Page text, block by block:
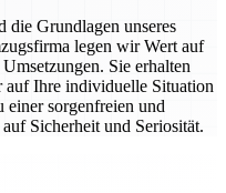
die Grundlagen unseres
legen wir Wert auf
Sie erhalten
auf Ihre individuelle Situation
sorgenfreien und
Sicherheit und Seriosität.